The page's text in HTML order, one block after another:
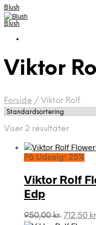
Blush
Blush
Viktor
Forside / Viktor Rolf
Viser 2 resultater
På Udsalg! 25%
Viktor Rolf
Edp
950,00kr. Den
712,50